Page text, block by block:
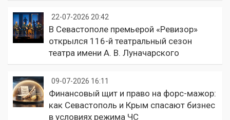
22-07-2026 20:42
В Севастополе премьерой «Ревизор»
открылся 116-й театральный сезон
театра имени А. В. Луначарского
09-07-2026 16:11
Финансовый щит и право на форс-мажор:
как Севастополь и Крым спасают бизнес
в условиях режима ЧС